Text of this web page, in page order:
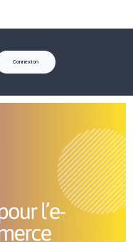
Connexion